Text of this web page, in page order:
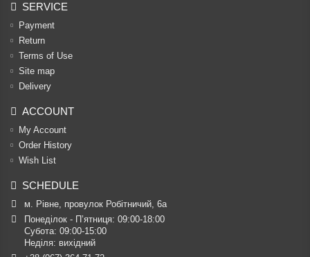
SERVICE
Payment
Return
Terms of Use
Site map
Delivery
ACCOUNT
My Account
Order History
Wish List
SCHEDULE
м. Рівне, провулок Робітничий, 6а
Понеділок - П’ятниця: 09:00-18:00
Субота: 09:00-15:00
Неділя: вихідний